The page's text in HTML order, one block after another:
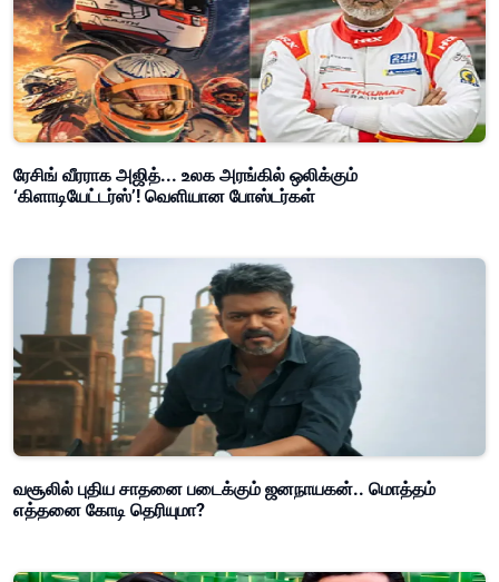
ரேசிங் வீரராக அஜித்... உலக அரங்கில் ஒலிக்கும்
‘கிளாடியேட்டர்ஸ்’! வெளியான போஸ்டர்கள்
வசூலில் புதிய சாதனை படைக்கும் ஜனநாயகன்.. மொத்தம்
எத்தனை கோடி தெரியுமா?